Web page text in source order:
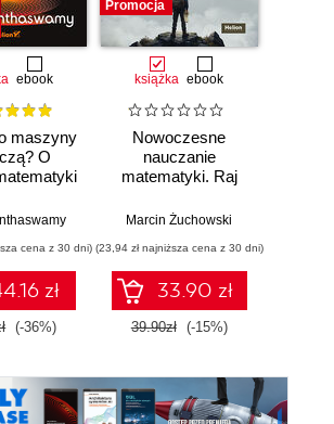
ebook
maszyny
O
cena z 30 dni)
zł
(-36%)
Promocja
książka ebook
Nowoczesne
nauczanie
matematyki. Raj
kalkulatora?
Marcin Żuchowski
(23,94 zł najniższa cena z 30 dni)
33.90 zł
39.90zł (-15%)